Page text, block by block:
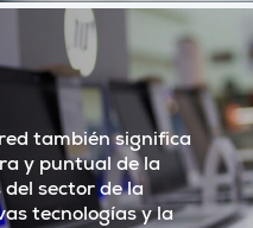
también significa
y puntual de la
sector de la
tecnologías y la